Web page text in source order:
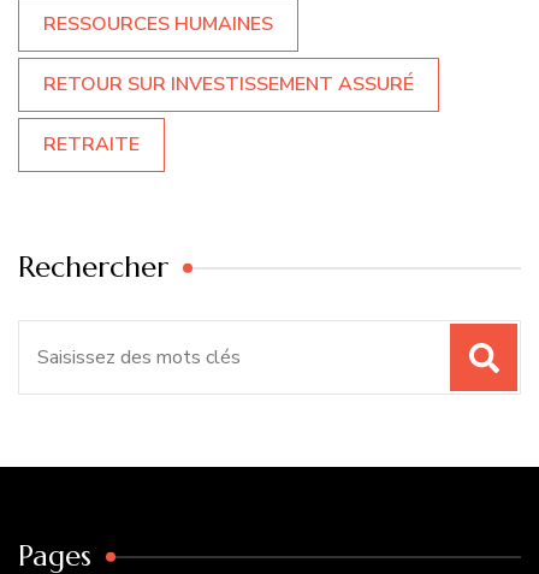
RESSOURCES HUMAINES
RETOUR SUR INVESTISSEMENT ASSURÉ
RETRAITE
Rechercher
Pages